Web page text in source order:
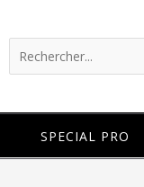
SPECIAL PRO